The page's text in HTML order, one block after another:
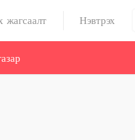
жагсаалт Нэвтрэх